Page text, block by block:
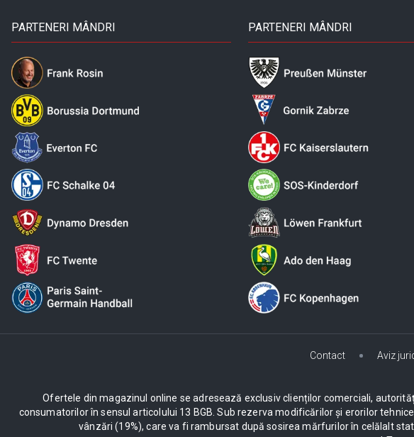
PARTENERI MÂNDRI PARTENERI MÂNDRI
Contact Aviz
Ofertele din magazinul online se adresează exclusiv clienților comerciali,
consumatorilor în sensul articolului 13 BGB. Sub rezerva modificărilor și erorilor
vânzări (19%), care va fi rambursat după sosirea mărfurilor în celălalt